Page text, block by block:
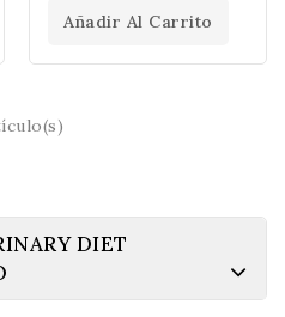
Añadir Al Carrito
DIET